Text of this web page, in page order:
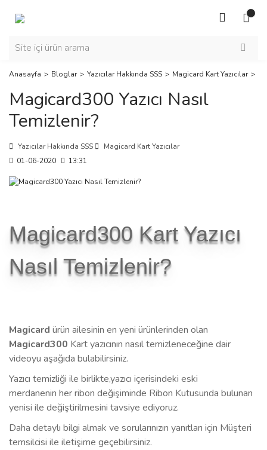
Anasayfa Bloglar Yazıcılar Hakkında SSS Magicard Kart Yazıcılar
Magicard300 Yazıcı Nasıl
Temizlenir?
Yazıcılar Hakkında SSS
Magicard Kart Yazıcılar
01-06-2020
13:31
Magicard300 Kart Yazıcı
Nasıl Temizlenir?
Magicard ürün ailesinin en yeni ürünlerinden olan
Magicard300 Kart yazıcının nasıl temizleneceğine dair
videoyu aşağıda bulabilirsiniz.
Yazıcı temizliği ile birlikte,yazıcı içerisindeki eski
merdanenin her ribon değişiminde Ribon Kutusunda bulunan
yenisi ile değiştirilmesini tavsiye ediyoruz.
Daha detaylı bilgi almak ve sorularınızın yanıtları için Müşteri
temsilcisi ile iletişime geçebilirsiniz.